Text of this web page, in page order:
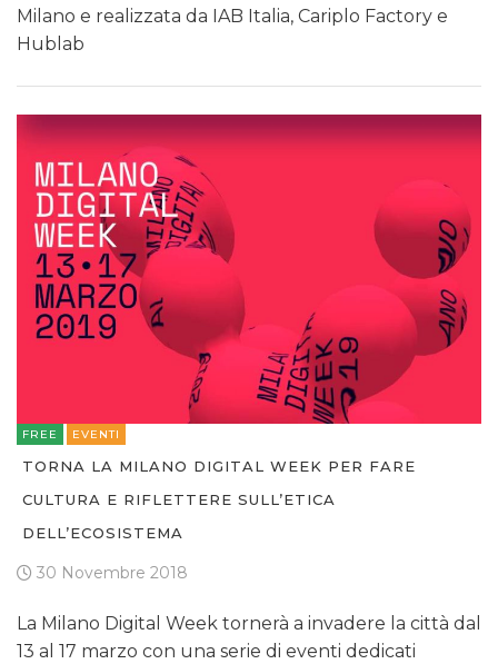
Milano e realizzata da IAB Italia, Cariplo Factory e
Hublab
FREE EVENTI
TORNA LA MILANO DIGITAL WEEK PER FARE
CULTURA E RIFLETTERE SULL’ETICA
DELL’ECOSISTEMA
30 Novembre 2018
La Milano Digital Week tornerà a invadere la città dal
13 al 17 marzo con una serie di eventi dedicati